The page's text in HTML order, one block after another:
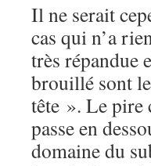
Il ne serait
cas qui n’a
très répandue
brouillé sont
tête ». Le pire
passe en
domaine du